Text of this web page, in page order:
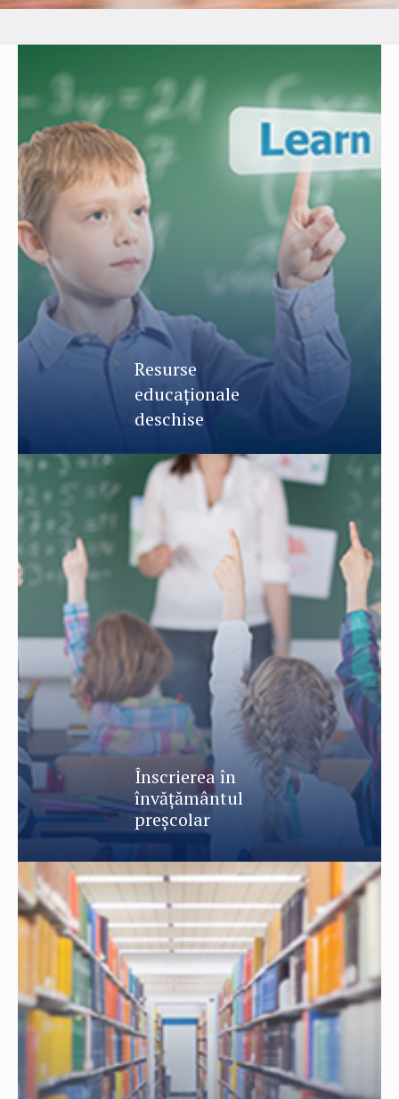
Resurse
educaționale
deschise
Înscrierea în
învăţământul
preșcolar